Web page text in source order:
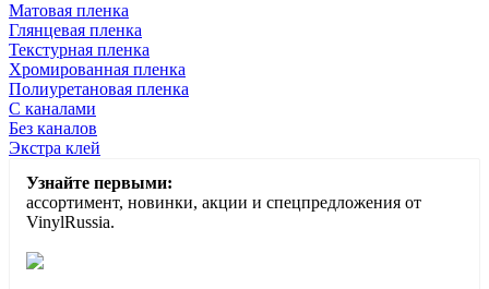
Матовая пленка
Глянцевая пленка
Текстурная пленка
Хромированная пленка
Полиуретановая пленка
С каналами
Без каналов
Экстра клей
Узнайте первыми:
ассортимент, новинки, акции и спецпредложения от
VinylRussia.